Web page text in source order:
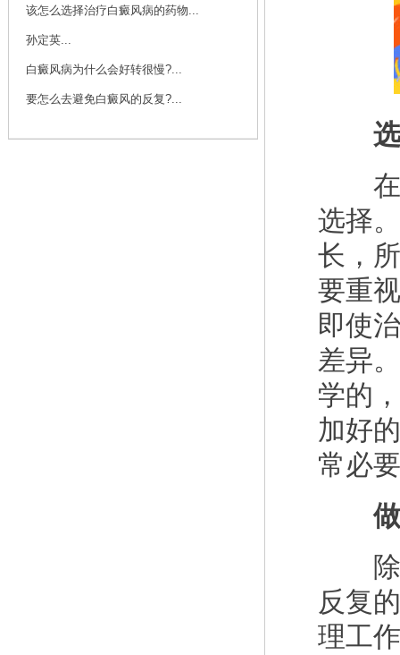
该怎么选择治疗白癜风病的药物...
孙定英...
白癜风病为什么会好转很慢?...
要怎么去避免白癜风的反复?...
选
在抓
选择
长，
要重
即使
差异
学的
加好
常必
做
除了
反复
理工